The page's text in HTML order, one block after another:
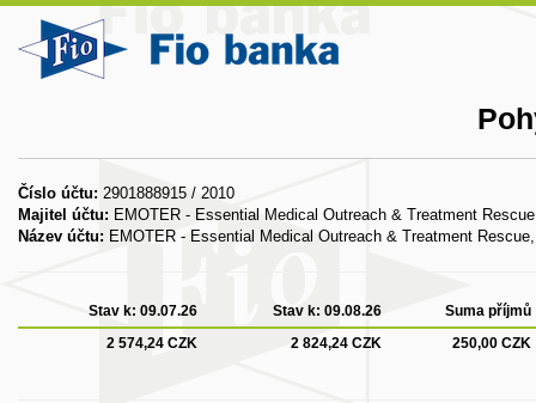
Číslo účtu: 2901888915 / 2010
Majitel účtu: EMOTER - Essential Medical Outreach & Treatment
Název účtu: EMOTER - Essential Medical Outreach & Treatment
Stav k: 09.07.26 Stav k: 09.08.26
Suma příjmů
2 574,24 CZK
2 824,24 CZK 250,00 CZK